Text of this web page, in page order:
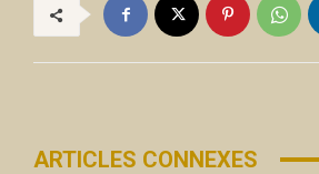
ARTICLES CONNEXES